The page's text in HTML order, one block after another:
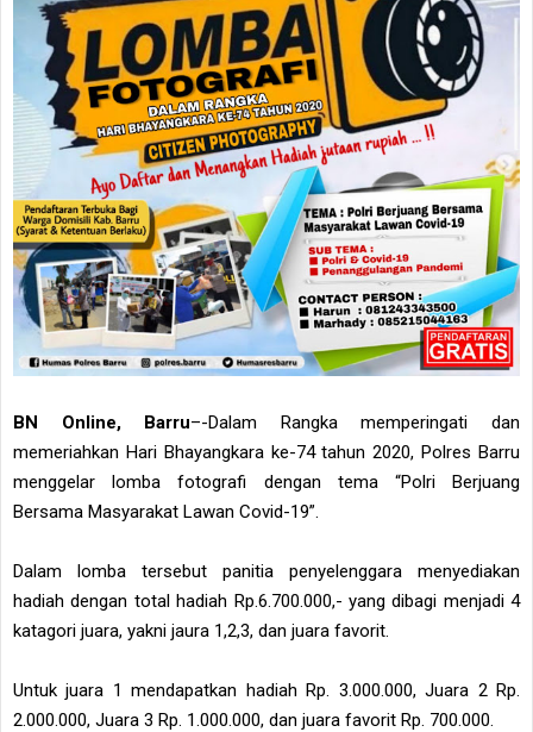
BN Online, Barru–-Dalam Rangka memperingati dan
memeriahkan Hari Bhayangkara ke-74 tahun 2020, Polres Barru
menggelar lomba fotografi dengan tema “Polri Berjuang
Bersama Masyarakat Lawan Covid-19”.
Dalam lomba tersebut panitia penyelenggara menyediakan
hadiah dengan total hadiah Rp.6.700.000,- yang dibagi menjadi 4
katagori juara, yakni jaura 1,2,3, dan juara favorit.
Untuk juara 1 mendapatkan hadiah Rp. 3.000.000, Juara 2 Rp.
2.000.000, Juara 3 Rp. 1.000.000, dan juara favorit Rp. 700.000.